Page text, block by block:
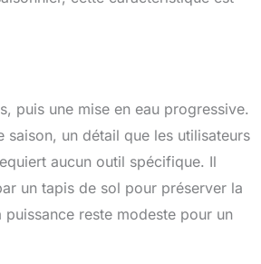
puis une mise en eau progressive.
un détail que les utilisateurs
aucun outil spécifique. Il
un tapis de sol pour préserver la
reste modeste pour un